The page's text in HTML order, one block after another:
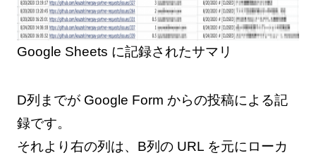
Google Sheets に記録されたサマリ
D列までが Google Form からの投稿による記
録です。
それより右の列は、B列の URL を元にローカ